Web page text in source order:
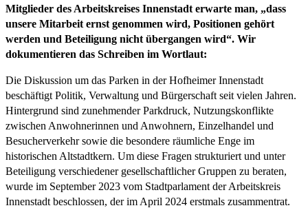
Mitglieder des Arbeitskreises Innenstadt erwarte man, „dass
unsere Mitarbeit ernst genommen wird, Positionen gehört
werden und Beteiligung nicht übergangen wird“. Wir
dokumentieren das Schreiben im Wortlaut:
Die Diskussion um das Parken in der Hofheimer Innenstadt
beschäftigt Politik, Verwaltung und Bürgerschaft seit vielen Jahren.
Hintergrund sind zunehmender Parkdruck, Nutzungskonflikte
zwischen Anwohnerinnen und Anwohnern, Einzelhandel und
Besucherverkehr sowie die besondere räumliche Enge im
historischen Altstadtkern. Um diese Fragen strukturiert und unter
Beteiligung verschiedener gesellschaftlicher Gruppen zu beraten,
wurde im September 2023 vom Stadtparlament der Arbeitskreis
Innenstadt beschlossen, der im April 2024 erstmals zusammentrat.